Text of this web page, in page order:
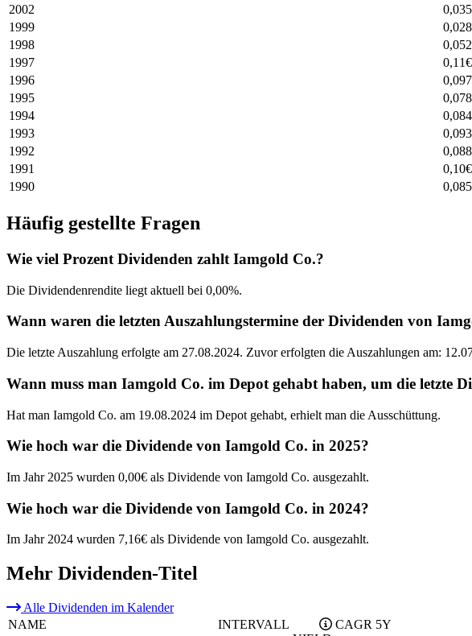
2002
1999
1998
1997
0,11€
1996
1995
1994
0,084
1993
1992
1991
0,10€
1990
Häufig gestellte Fragen
Wie viel Prozent Dividenden zahlt Iamgold Co.?
Die Dividendenrendite liegt aktuell bei 0,00%.
Wann waren die letzten Auszahlungstermine der Dividenden von
Die letzte Auszahlung erfolgte am 27.08.2024. Zuvor erfolgten die Auszahlungen am:
Wann muss man Iamgold Co. im Depot gehabt haben, um die letzte
Hat man Iamgold Co. am 19.08.2024 im Depot gehabt, erhielt man die Ausschüttung.
Wie hoch war die Dividende von Iamgold Co. in 2025?
Im Jahr 2025 wurden 0,00€ als Dividende von Iamgold Co. ausgezahlt.
Wie hoch war die Dividende von Iamgold Co. in 2024?
Im Jahr 2024 wurden 7,16€ als Dividende von Iamgold Co. ausgezahlt.
Mehr Dividenden-Titel
Alle Dividenden im Kalender
NAME
INTERVALL
CAGR 5Y